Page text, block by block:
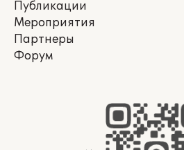
Публикации
Мероприятия
Партнеры
Форум